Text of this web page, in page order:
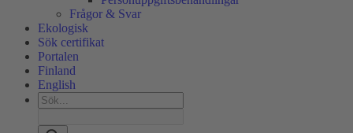
Frågor & Svar
Ekologisk
Sök certifikat
Portalen
Finland
English